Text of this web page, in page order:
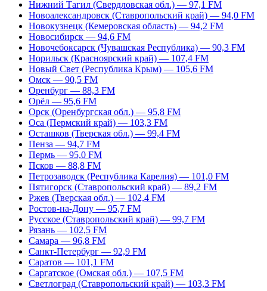
Нижний Тагил (Свердловская обл.) — 97,1 FM
Новоалександровск (Ставропольский край) — 94,0 FM
Новокузнецк (Кемеровская область) — 94,2 FM
Новосибирск — 94,6 FM
Новочебоксарск (Чувашская Республика) — 90,3 FM
Норильск (Красноярский край) — 107,4 FM
Новый Свет (Республика Крым) — 105,6 FM
Омск — 90,5 FM
Оренбург — 88,3 FM
Орёл — 95,6 FM
Орск (Оренбургская обл.) — 95,8 FM
Оса (Пермский край) — 103,3 FM
Осташков (Тверская обл.) — 99,4 FM
Пенза — 94,7 FM
Пермь — 95,0 FM
Псков — 88,8 FM
Петрозаводск (Республика Карелия) — 101,0 FM
Пятигорск (Ставропольский край) — 89,2 FM
Ржев (Тверская обл.) — 102,4 FM
Ростов-на-Дону — 95,7 FM
Русское (Ставропольский край) — 99,7 FM
Рязань — 102,5 FM
Самара — 96,8 FM
Санкт-Петербург — 92,9 FM
Саратов — 101,1 FM
Саргатское (Омская обл.) — 107,5 FM
Светлоград (Ставропольский край) — 103,3 FM